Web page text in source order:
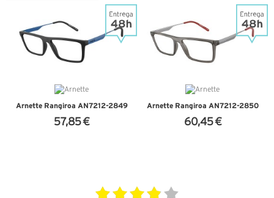
Arnette Rangiroa AN7212-2849
57,85 €
Arnette Rangiroa AN7212-2850
60,45 €